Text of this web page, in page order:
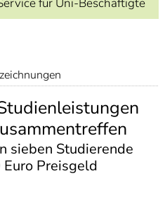
zur
sieben Studierende
Preisgeld